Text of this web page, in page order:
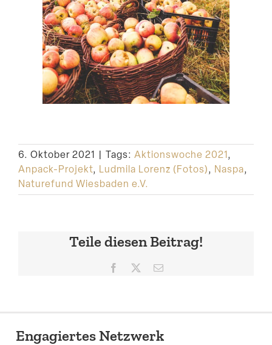
6. Oktober 2021 | Tags: Aktionswoche 2021,
Anpack-Projekt, Ludmila Lorenz (Fotos), Naspa,
Naturefund Wiesbaden e.V.
Teile diesen Beitrag!
Facebook E-
Engagiertes Netzwerk